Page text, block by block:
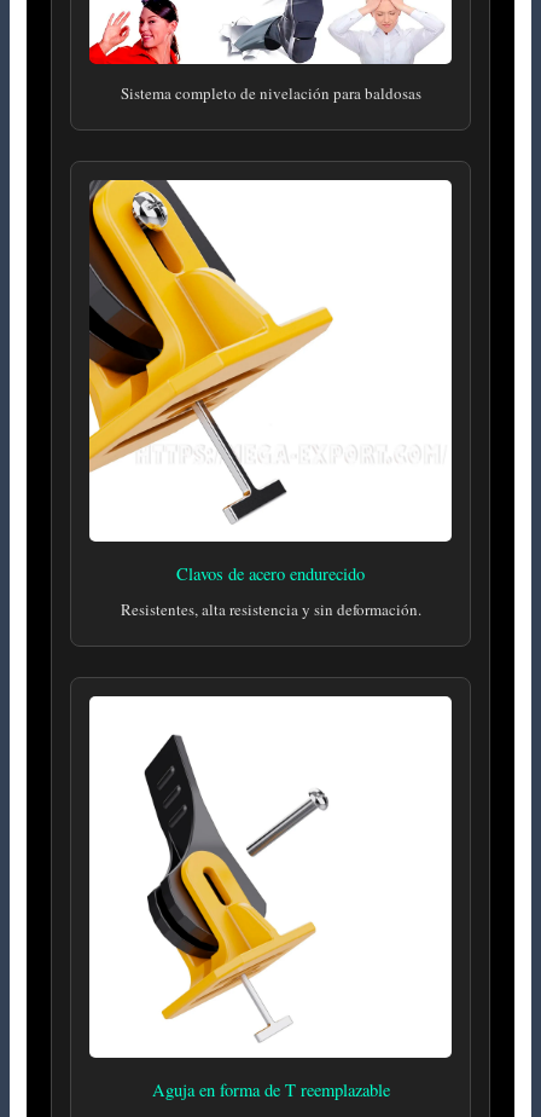
Sistema completo de nivelación para baldosas
Clavos de acero endurecido
Resistentes, alta resistencia y sin deformación.
Aguja en forma de T reemplazable